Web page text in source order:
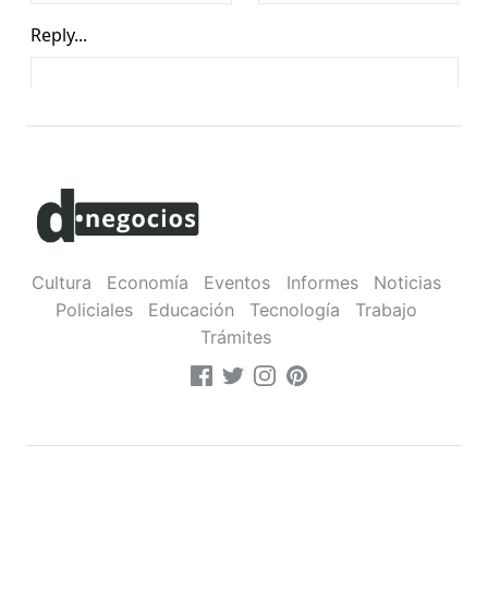
Cultura Economía Eventos Informes
Noticias
Policiales
Educación Tecnología
Trabajo
Trámites